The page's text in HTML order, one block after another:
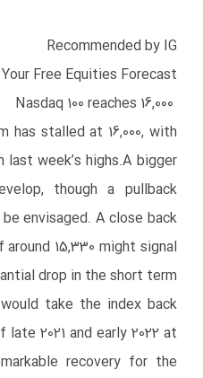
Recommended by IG
Free Equities Forecast
Nasdaq 100 reaches 16,000
has stalled at 16,000, with
week’s highs.​A bigger
though a pullback
envisaged. A close back
15,330 might signal
drop in the short term.
would take the index back
2021 and early 2022 at
recovery for the